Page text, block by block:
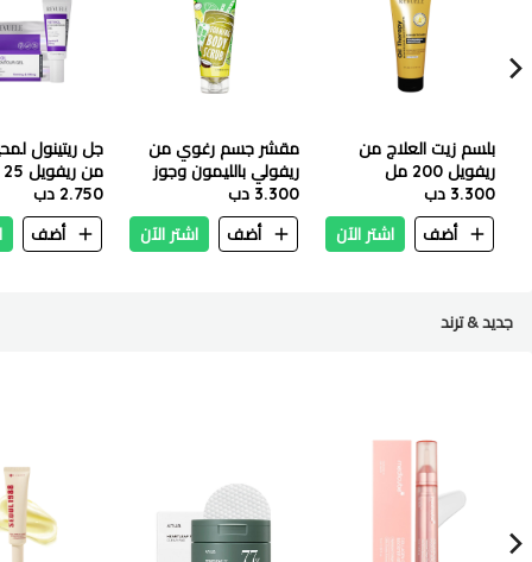
بلسم زيت العلاج من
ريفويل 200 مل
3.300 دب
أضف
اشتر الآن
مقشر جسم رغوي من
ريفولي بالليمون وجوز
الهند ونعناع 200 مل
3.300 دب
أضف
اشتر الآن
جل ريتينول
من ريفويل 25 مل
2.750 دب
أضف
جديد & ترند